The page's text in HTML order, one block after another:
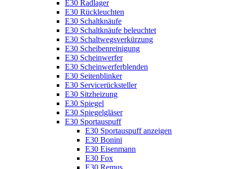
E30 Radlager
E30 Rückleuchten
E30 Schaltknäufe
E30 Schaltknäufe beleuchtet
E30 Schaltwegsverkürzung
E30 Scheibenreinigung
E30 Scheinwerfer
E30 Scheinwerferblenden
E30 Seitenblinker
E30 Servicerücksteller
E30 Sitzheizung
E30 Spiegel
E30 Spiegelgläser
E30 Sportauspuff
E30 Sportauspuff anzeigen
E30 Bonini
E30 Eisenmann
E30 Fox